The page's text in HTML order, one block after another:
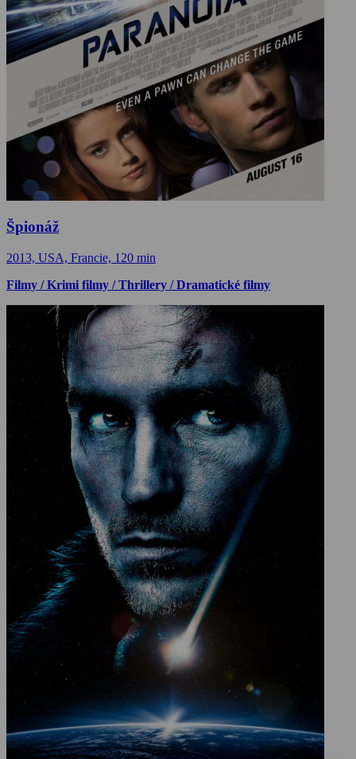
Špionáž
2013, USA, Francie, 120 min
Filmy / Krimi filmy / Thrillery / Dramatické filmy